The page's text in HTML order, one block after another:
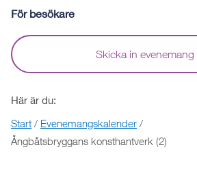
För besökare
Skicka in evenemang
Här är du:
Start / Evenemangskalender /
Ångbåtsbryggans konsthantverk (2)